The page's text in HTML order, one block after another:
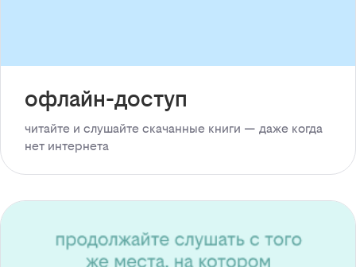
офлайн-доступ
читайте и слушайте скачанные книги — даже когда
нет интернета